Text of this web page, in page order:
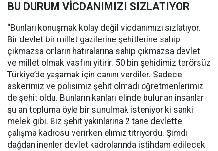
BU DURUM VİCDANIMIZI SIZLATIYOR
“Bunları konuşmak kolay değil vicdanımızı sızlatıyor.
Bir devlet bir millet gazilerine şehitlerine sahip
çıkmazsa onların hatıralarına sahip çıkmazsa devlet
ve millet olmak vasfını yitirir. 50 bin şehidimiz terörsüz
Türkiye’de yaşamak için canını verdiler. Sadece
askerimiz ve polisimiz şehit olmadı öğretmenlerimiz
de şehit oldu. Bunların kanları elinde bulunan insanlar
şu an topluma öyle bir sunulmak isteniyor ki sanki
melek gibi. Biz şehit yakınlarına 2 tane devlette
çalışma kadrosu verirken elimiz titriyordu. Şimdi
dağdan inenler devlet kadrolarında istihdam edilecek